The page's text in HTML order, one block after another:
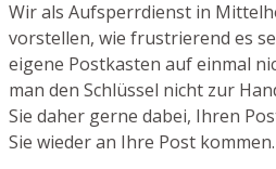
Wir als Aufsperrdienst in
vorstellen, wie frustrierend es
eigene Postkasten auf einmal
man den Schlüssel nicht zur
Sie daher gerne dabei, Ihren
Sie wieder an Ihre Post kommen.